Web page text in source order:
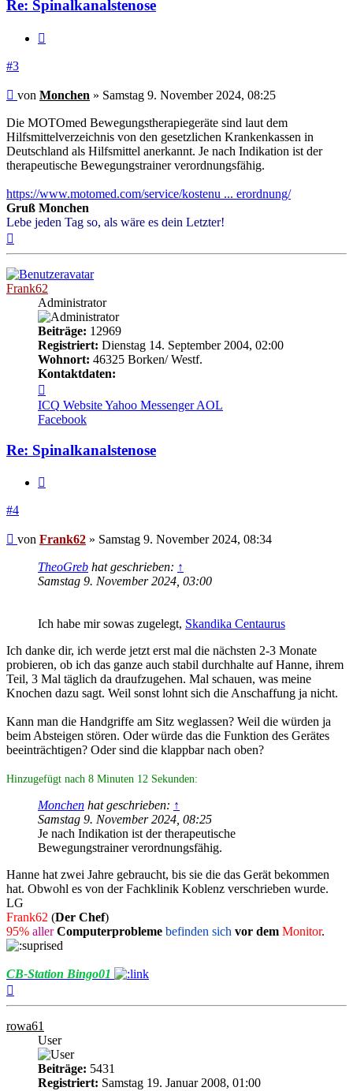
Re: Spinalkanalstenose
#3
Beitrag
von Monchen » Samstag 9. November 2024, 08:25
Die MOTOmed Bewegungstherapiegeräte sind laut dem
Hilfsmittelverzeichnis von den gesetzlichen Krankenkassen in
Deutschland als Hilfsmittel anerkannt. Je nach Indikation ist der
therapeutische Bewegungstrainer verordnungsfähig.
https://www.motomed.com/service/kostenu ... erordnung/
Gruß Monchen
Lebe jeden Tag so, als wäre es dein Letzter!
Frank62
Administrator
Beiträge: 12969
Registriert: Dienstag 14. September 2004, 02:00
Wohnort: 46325 Borken/ Westf.
Kontaktdaten:
von
Frank62
ICQ WebsiteYahoo Messenger AOL
Facebook
Re: Spinalkanalstenose
#4
Beitrag
von Frank62 » Samstag 9. November 2024, 08:34
TheoGreb hat geschrieben: ↑
Samstag 9. November 2024, 03:00
Ich habe mir sowas zugelegt, Skandika Centaurus
Ich danke dir, ich werde jetzt erst mal die nächsten 2-3 Monate
probieren, ob ich das ganze auch stabil durchhalte auf Hanne, ihrem
Teil, 3 Mal täglich da draufzugehen. Mal schauen, was meine
Knochen dazu sagt. Weil sonst lohnt sich die Anschaffung ja nicht.
Kann man die Handgriffe am Sitz weglassen? Weil die würden ja
beim Absteigen stören. Oder würde das die Funktion des Gerätes
beeinträchtigen? Oder sind die klappbar nach oben?
Hinzugefügt nach 8 Minuten 12 Sekunden:
Monchen hat geschrieben: ↑
Samstag 9. November 2024, 08:25
Je nach Indikation ist der therapeutische
Bewegungstrainer verordnungsfähig.
Hanne hat zwei Jahre gebraucht, bis sie die das Gerät bekommen
hat. Obwohl es von der Fachklinik Koblenz verschrieben wurde.
LG
Frank62 (Der Chef)
95% aller Computerprobleme befinden sich vor dem Monitor.
CB-Station Bingo01
oben
rowa61
User
Beiträge: 5431
Registriert: Samstag 19. Januar 2008, 01:00